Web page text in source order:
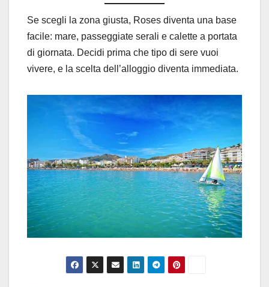
Se scegli la zona giusta, Roses diventa una base
facile: mare, passeggiate serali e calette a portata
di giornata. Decidi prima che tipo di sere vuoi
vivere, e la scelta dell’alloggio diventa immediata.